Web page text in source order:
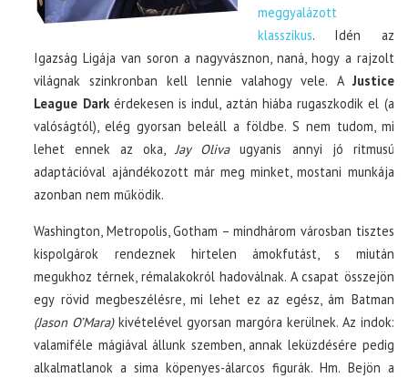
meggyalázott
klasszikus. Idén az
Igazság Ligája van soron a nagyvásznon, naná, hogy a rajzolt
világnak szinkronban kell lennie valahogy vele. A Justice
League Darkérdekesen is indul, aztán hiába rugaszkodik el (a
valóságtól), elég gyorsan beleáll a földbe. S nem tudom, mi
lehet ennek az oka,Jay Olivaugyanis annyi jó ritmusú
adaptációval ajándékozott már meg minket, mostani munkája
azonban nem működik.
Washington, Metropolis, Gotham – mindhárom városban tisztes
kispolgárok rendeznek hirtelen ámokfutást, s miután
megukhoz térnek, rémalakokról hadoválnak. A csapat összejön
egy rövid megbeszélésre, mi lehet ez az egész, ám Batman
(Jason O’Mara)kivételével gyorsan margóra kerülnek. Az indok:
valamiféle mágiával állunk szemben, annak leküzdésére pedig
alkalmatlanok a sima köpenyes-álarcos figurák. Hm. Bejön a